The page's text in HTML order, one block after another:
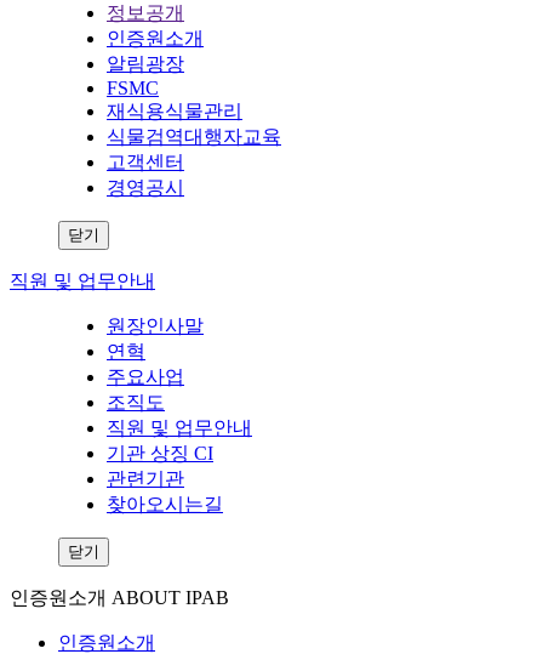
정보공개
인증원소개
알림광장
FSMC
재식용식물관리
식물검역대행자교육
고객센터
경영공시
닫기
직원 및 업무안내
원장인사말
연혁
주요사업
조직도
직원 및 업무안내
기관 상징 CI
관련기관
찾아오시는길
닫기
인증원소개 ABOUT IPAB
인증원소개